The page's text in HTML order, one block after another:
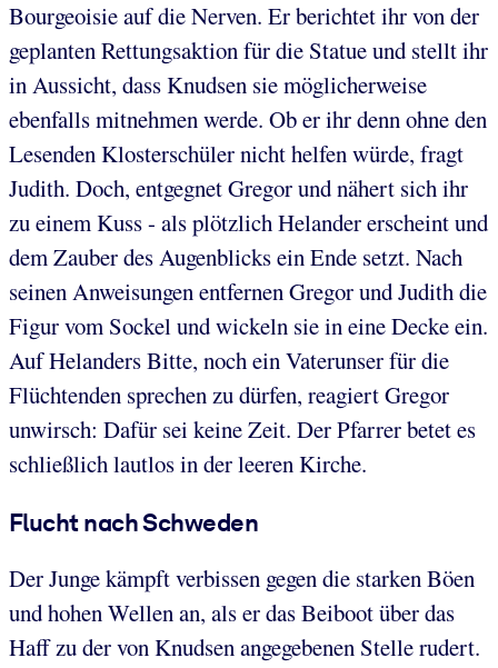
Bourgeoisie auf die Nerven. Er berichtet ihr von der
geplanten Rettungsaktion für die Statue und stellt ihr
in Aussicht, dass Knudsen sie möglicherweise
ebenfalls mitnehmen werde. Ob er ihr denn ohne den
Lesenden Klosterschüler nicht helfen würde, fragt
Judith. Doch, entgegnet Gregor und nähert sich ihr
zu einem Kuss - als plötzlich Helander erscheint und
dem Zauber des Augenblicks ein Ende setzt. Nach
seinen Anweisungen entfernen Gregor und Judith die
Figur vom Sockel und wickeln sie in eine Decke ein.
Auf Helanders Bitte, noch ein Vaterunser für die
Flüchtenden sprechen zu dürfen, reagiert Gregor
unwirsch: Dafür sei keine Zeit. Der Pfarrer betet es
schließlich lautlos in der leeren Kirche.
Flucht nach Schweden
Der Junge kämpft verbissen gegen die starken Böen
und hohen Wellen an, als er das Beiboot über das
Haff zu der von Knudsen angegebenen Stelle rudert.